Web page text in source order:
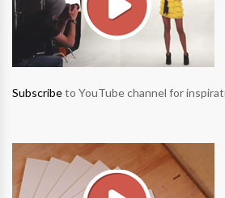
Subscribeto YouTube channel for